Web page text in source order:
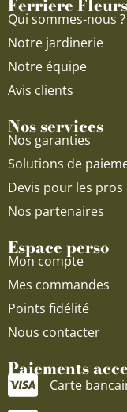
Ferriere Fleurs
Qui sommes-nous ?
Notre jardinerie
Notre équipe
Avis clients
Nos services
Nos garanties
Solutions de
Devis pour les pros
Nos partenaires
Espace perso
Mon compte
Mes commandes
Points fidélité
Nous contacter
Paiements
Carte